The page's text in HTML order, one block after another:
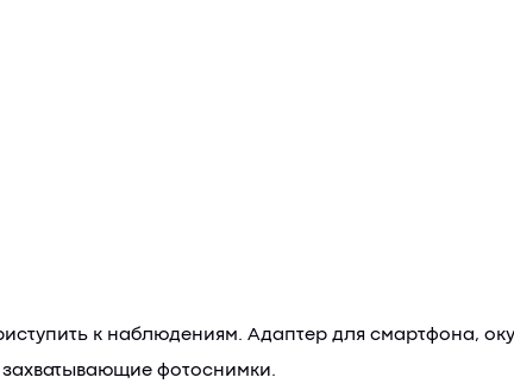
к наблюдениям. Адаптер для смартфона,
фотоснимки.